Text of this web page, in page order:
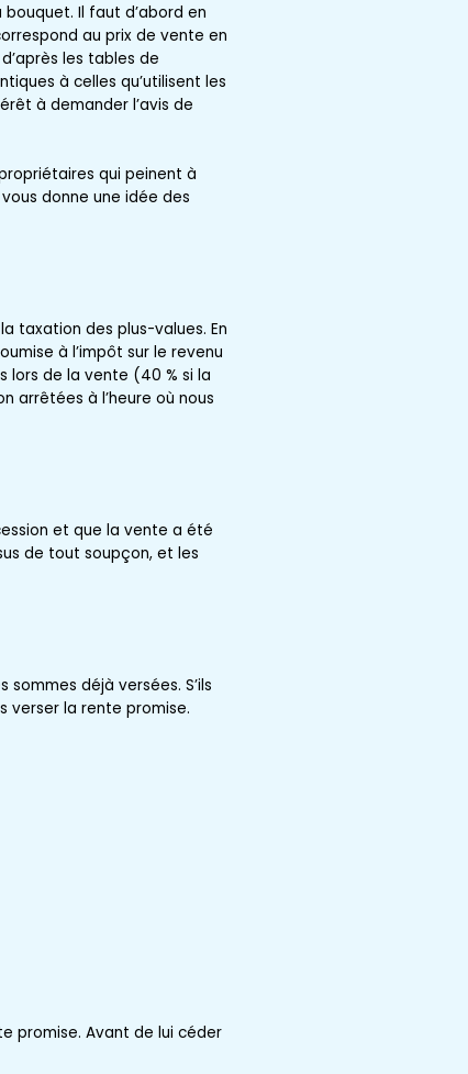
Il faut d’abord en
au prix de vente en
les tables de
à celles qu’utilisent les
à demander l’avis de
qui peinent à
donne une idée des
taxation des plus-values. En
à l’impôt sur le revenu
lors de la vente (40 % si la
arrêtées à l’heure où nous
et que la vente a été
de tout soupçon, et les
déjà versées. S’ils
verser la rente promise.
promise. Avant de lui céder